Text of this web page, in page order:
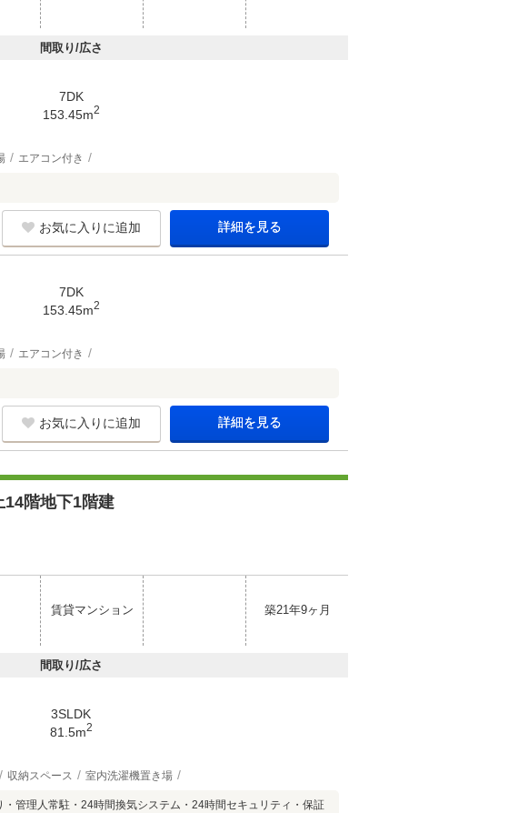
間取り/広さ
7DK
153.45m2
エアコン付き
お気に入りに追加 詳細を見る
7DK
153.45m2
エアコン付き
お気に入りに追加 詳細を見る
階地下1階建
賃貸マンション 築21年9ヶ月
間取り/広さ
3SLDK
81.5m2
収納スペース 室内洗濯機置き場
管理人常駐・24時間換気システム・24時間セキュリティ・保証